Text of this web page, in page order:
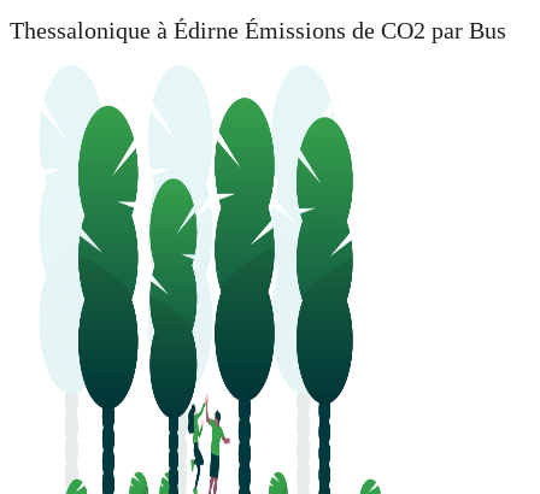
Thessalonique à Édirne Émissions de CO2 par Bus